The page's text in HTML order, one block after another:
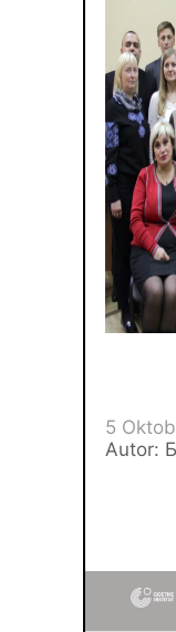
5
Autor: